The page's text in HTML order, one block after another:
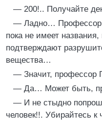
— 200!.. Получайте
— Ладно… Профессор
пока не имеет
подтверждают
вещества…
— Значит, профессор
— Да… Может быть,
— И не стыдно
человек!!. Убирайтесь к